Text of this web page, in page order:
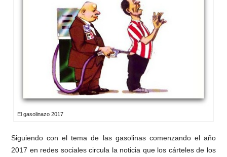
El gasolinazo 2017
Siguiendo con el tema de las gasolinas comenzando el año
2017 en redes sociales circula la noticia que los cárteles de los